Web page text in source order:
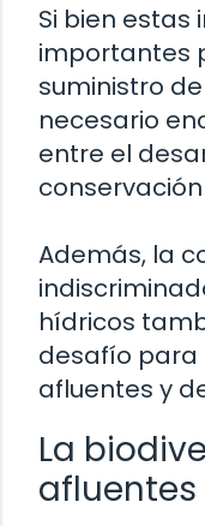
Si bien estas
importantes
suministro
necesario
entre el
Además, la
hídricos
desafío para
afluentes y
La
afluentes